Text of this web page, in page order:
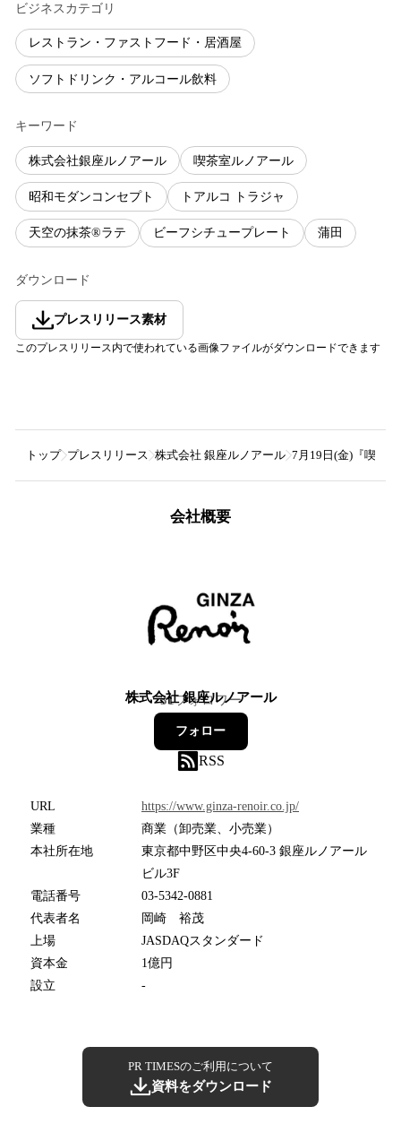
ビジネスカテゴリ
レストラン・ファストフード・居酒屋
ソフトドリンク・アルコール飲料
キーワード
株式会社銀座ルノアール 喫茶室ルノアール
昭和モダンコンセプト トアルコ トラジャ
天空の抹茶®ラテ ビーフシチュープレート 蒲田
ダウンロード
プレスリリース素材
このプレスリリース内で使われている画像ファイルがダウンロードできます
トップ プレスリリース 株式会社 銀座ルノアール 7月19日(金)『喫茶
会社概要
株式会社 銀座ルノアール
31フォロワー
フォロー
RSS
URL
https://www.ginza-renoir.co.jp/
業種
商業（卸売業、小売業）
本社所在地
東京都中野区中央4-60-3 銀座ルノアール
ビル3F
電話番号
03-5342-0881
代表者名
岡崎 裕茂
上場
JASDAQスタンダード
資本金
1億円
設立
-
PR TIMESのご利用について
資料をダウンロード